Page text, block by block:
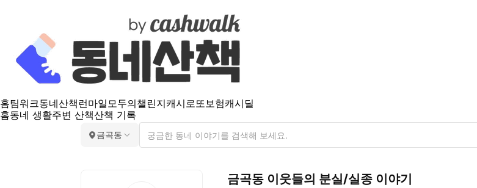
홈팀워크동네산책 런마일모두의챌린지캐시로또보험캐시딜
홈동네 생활주변 산책산책 기록
금곡동
금곡동 이웃들의 분실/실종 이야기